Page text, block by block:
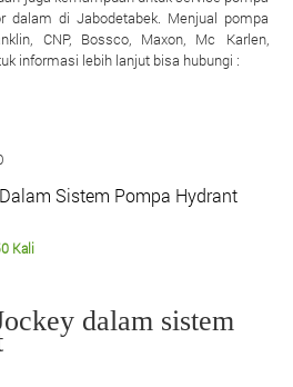
dalam di Jabodetabek. Menjual pompa
CNP, Bossco, Maxon, Mc Karlen,
informasi lebih lanjut bisa hubungi :
Sistem Pompa Hydrant
Kali
dalam sistem